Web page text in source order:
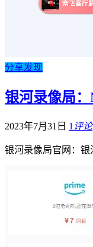
分享发现
银河录像局
2023年7月31日 1 评论
银河录像局官网：